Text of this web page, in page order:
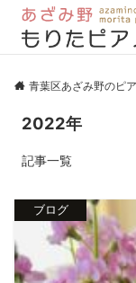
青葉区あざみ野のピ
2022年
記事一覧
ブログ